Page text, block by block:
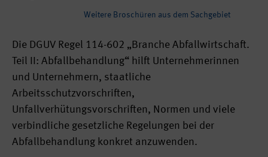
Weitere Broschüren aus dem Sachgebiet
Die DGUV Regel 114-602 „Branche Abfallwirtschaft.
Teil II: Abfallbehandlung“ hilft Unternehmerinnen
und Unternehmern, staatliche
Arbeitsschutzvorschriften,
Unfallverhütungsvorschriften, Normen und viele
verbindliche gesetzliche Regelungen bei der
Abfallbehandlung konkret anzuwenden.